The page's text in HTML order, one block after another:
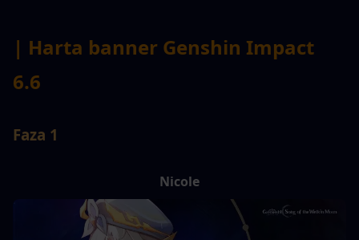
| Harta banner Genshin Impact
6.6
Faza 1
Nicole